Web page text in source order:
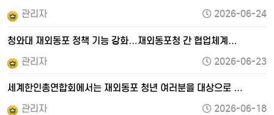
관리자
2026-06-24
청와대 재외동포 정책 기능 강화…재외동포청 간 협업체계…
관리자
2026-06-23
세계한인총연합회에서는 재외동포 청년 여러분을 대상으로 …
관리자
2026-06-18